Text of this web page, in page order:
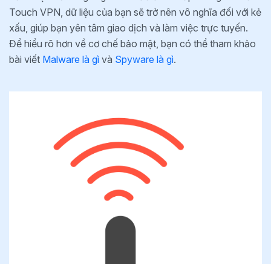
Touch VPN, dữ liệu của bạn sẽ trở nên vô nghĩa đối với kẻ
xấu, giúp bạn yên tâm giao dịch và làm việc trực tuyến.
Để hiểu rõ hơn về cơ chế bảo mật, bạn có thể tham khảo
bài viết Malware là gì và Spyware là gì.